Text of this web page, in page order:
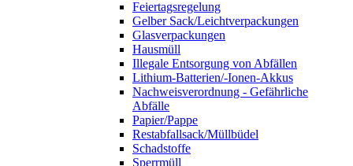
Feiertagsregelung
Gelber Sack/Leichtverpackungen
Glasverpackungen
Hausmüll
Illegale Entsorgung von Abfällen
Lithium-Batterien/-Ionen-Akkus
Nachweisverordnung - Gefährliche
Abfälle
Papier/Pappe
Restabfallsack/Müllbüdel
Schadstoffe
Sperrmüll